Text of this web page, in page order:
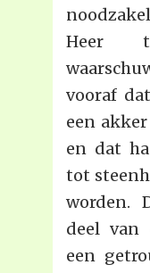
Heer
vooraf
een
en dat
tot
worden.
deel van
een